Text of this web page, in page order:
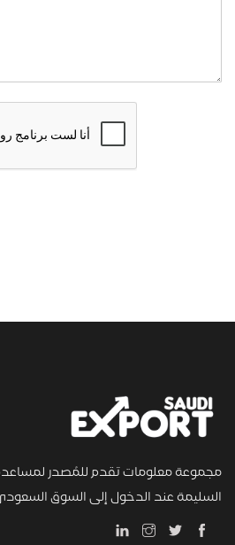
مجموعة معلومات تقدم للمُصدر لمساعدة
السليمة عند الدخول إلى السوق